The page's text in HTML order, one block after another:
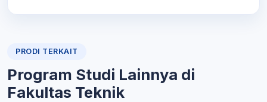
PRODI TERKAIT
Program Studi Lainnya di
Fakultas Teknik